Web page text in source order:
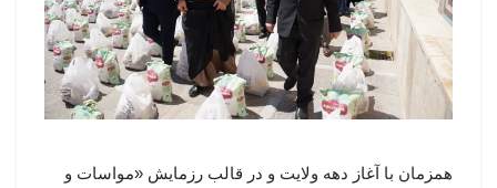
همزمان با آغاز دهه ولایت و در قالب رزمایش «مواسات و